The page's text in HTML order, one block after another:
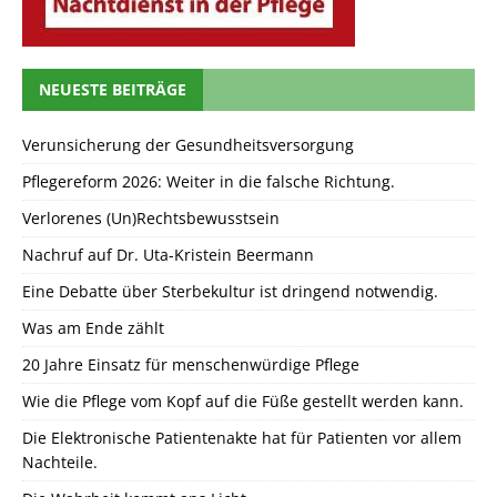
NEUESTE BEITRÄGE
Verunsicherung der Gesundheitsversorgung
Pflegereform 2026: Weiter in die falsche Richtung.
Verlorenes (Un)Rechtsbewusstsein
Nachruf auf Dr. Uta-Kristein Beermann
Eine Debatte über Sterbekultur ist dringend notwendig.
Was am Ende zählt
20 Jahre Einsatz für menschenwürdige Pflege
Wie die Pflege vom Kopf auf die Füße gestellt werden kann.
Die Elektronische Patientenakte hat für Patienten vor allem
Nachteile.